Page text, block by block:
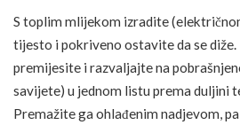
S toplim mlijekom izradite
tijesto i pokriveno ostavite da se
premijesite i razvaljajte na
savijete) u jednom listu prema duljini
Premažite ga ohlađenim nadjevom,